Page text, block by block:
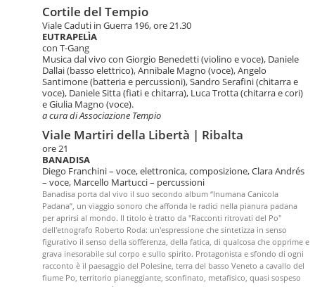
Cortile del Tempio
Viale Caduti in Guerra 196, ore 21.30
EUTRAPELÌA
con T-Gang
Musica dal vivo con Giorgio Benedetti (violino e voce), Daniele
Dallai (basso elettrico), Annibale Magno (voce), Angelo
Santimone (batteria e percussioni), Sandro Serafini (chitarra e
voce), Daniele Sitta (fiati e chitarra), Luca Trotta (chitarra e cori)
e Giulia Magno (voce).
a cura di Associazione Tempio
Viale Martiri della Libertà | Ribalta
ore 21
BANADISA
Diego Franchini – voce, elettronica, composizione, Clara Andrés
– voce, Marcello Martucci – percussioni
Banadisa porta dal vivo il suo secondo album “Inumana Canicola
Padana”, un viaggio sonoro che affonda le radici nella pianura padana
per aprirsi al mondo. Il titolo è tratto da "Racconti ritrovati del Po"
dell'etnografo Roberto Roda: un'espressione che sintetizza in senso
figurativo il senso della sofferenza, della fatica, di qualcosa che opprime e
grava inesorabile sul corpo e sullo spirito. Protagonista e sfondo di ogni
racconto è il paesaggio del Polesine, terra del basso Veneto a cavallo del
fiume Po, territorio pianeggiante, sconfinato, metafisico, quasi sospeso